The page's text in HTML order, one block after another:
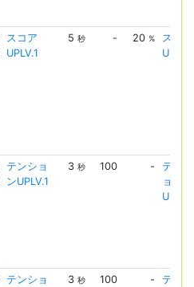
スコア
UPLV.1
5 秒 - 20 %
スコア
UPLV.1
テンショ
ンUPLV.1
3 秒 100 -
テンシ
ョン
UPLV.1
テンショ
3 秒 100 -
テンシ